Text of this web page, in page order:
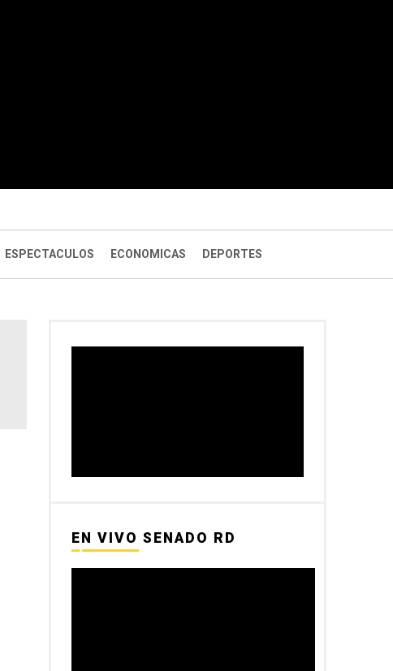
ESPECTACULOS ECONOMICAS DEPORTES
EN VIVO SENADO RD